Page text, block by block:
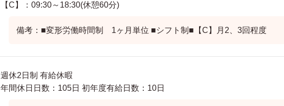
【C】：09:30～18:30(休憩60分)
備考：■変形労働時間制 1ヶ月単位 ■シフト制■【C】月2、3回程度
週休2日制 有給休暇
年間休日日数：105日 初年度有給日数：10日